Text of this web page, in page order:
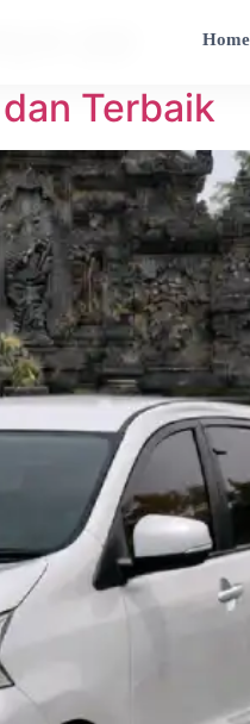
Home
pp
Terbaik